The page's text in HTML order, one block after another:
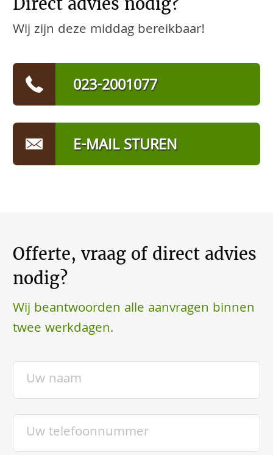
Wij zijn deze middag bereikbaar!
023-2001077
E-MAIL STUREN
Offerte, vraag of direct advies
nodig?
Wij beantwoorden alle aanvragen binnen
twee werkdagen.